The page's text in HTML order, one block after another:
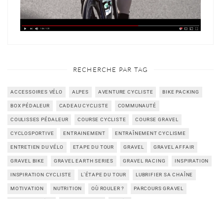
RECHERCHE PAR TAG
ACCESSOIRES VÉLO ALPES AVENTURE CYCLISTE BIKE PACKING
BOX PÉDALEUR CADEAU CYCLISTE COMMUNAUTÉ
COULISSES PÉDALEUR COURSE CYCLISTE COURSE GRAVEL
CYCLOSPORTIVE ENTRAINEMENT ENTRAÎNEMENT CYCLISME
ENTRETIEN DU VÉLO ETAPE DU TOUR GRAVEL GRAVEL AFFAIR
GRAVEL BIKE GRAVEL EARTH SERIES GRAVEL RACING INSPIRATION
INSPIRATION CYCLISTE L'ÉTAPE DU TOUR LUBRIFIER SA CHAÎNE
MOTIVATION NUTRITION OÙ ROULER ? PARCOURS GRAVEL